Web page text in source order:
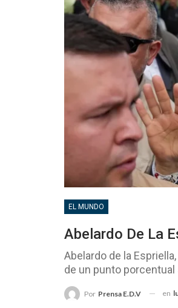
EL MUNDO
Abelardo De La
Abelardo de la
de un punto
Por Prensa E.D.V en